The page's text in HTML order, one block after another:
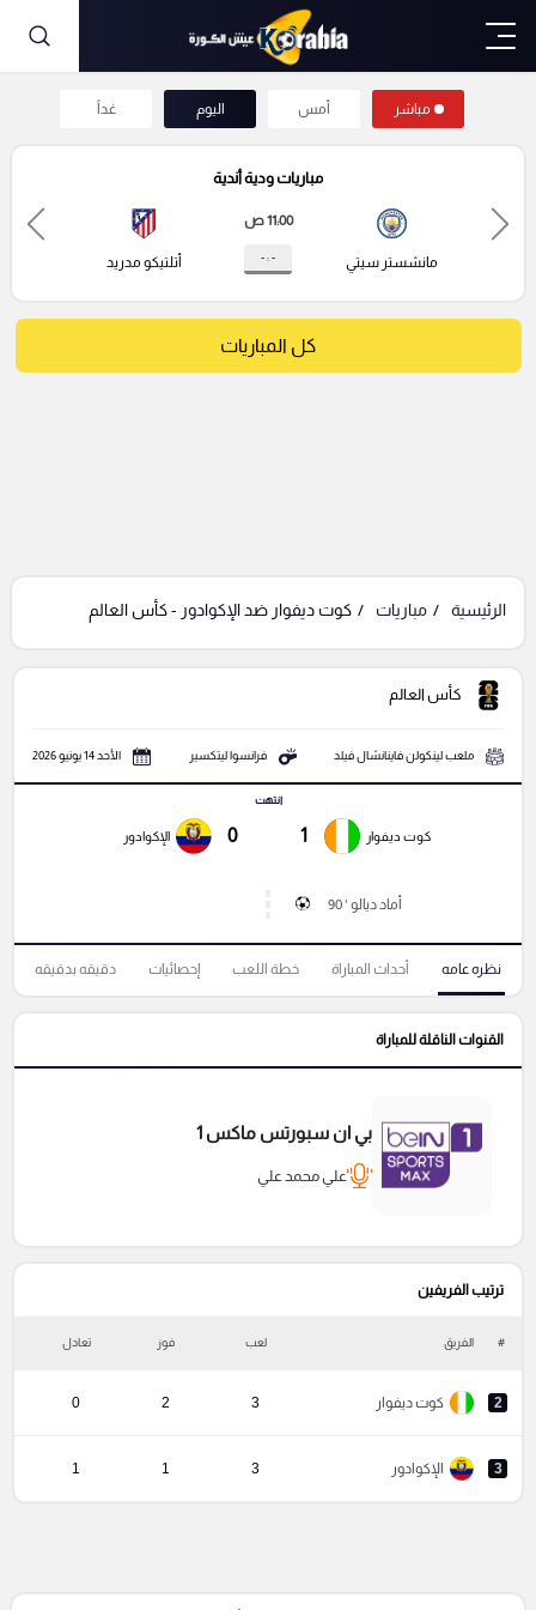
مباشر أمس اليوم غداً
مباريات ودية أندية
مانشستر سيتي
11:00 ص
- : - أتلتيكو مدريد
كل المباريات
الرئيسية مباريات كوت ديفوار ضد الإكوادور - كأس العالم
كأس العالم
ملعب لينكولن فاينانشال فيلد فرانسوا ليتكسير الأحد 14 يونيو 2026
كوت ديفوار 1
انتهت
0 الإكوادور
أماد ديالو ' 90
نظره عامه أحداث المباراة خطة اللعب إحصائيات دقيقه بدقيقه
القنوات الناقلة للمباراة
بي ان سبورتس ماكس 1
علي محمد علي
ترتيب الفريفين
# الفريق لعب فوز تعادل
2 كوت ديفوار 3
2
0
3 الإكوادور 3
1
1